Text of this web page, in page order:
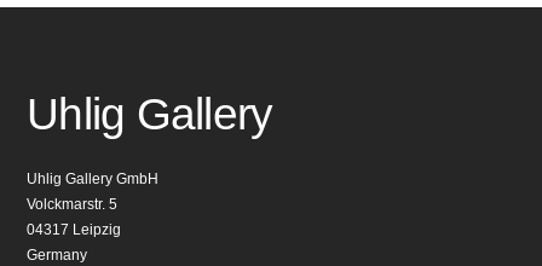
Uhlig Gallery
Uhlig Gallery GmbH
Volckmarstr. 5
04317 Leipzig
Germany